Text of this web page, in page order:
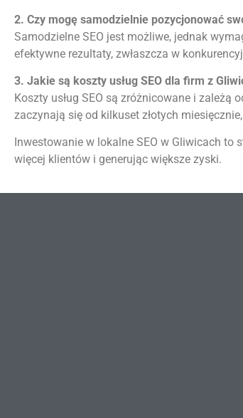
2. Czy mogę samodzielnie pozycjonować
Samodzielne SEO jest możliwe, jednak
efektywne rezultaty, zwłaszcza w
3. Jakie są koszty usług SEO dla firm z
Koszty usług SEO są zróżnicowane i
zaczynają się od kilkuset złotych
Inwestowanie w lokalne SEO w Gliwicach
więcej klientów i generując większe zyski​.